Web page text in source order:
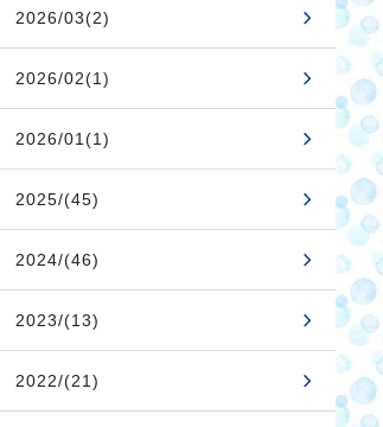
2026/03(2)
2026/02(1)
2026/01(1)
2025/(45)
2024/(46)
2023/(13)
2022/(21)